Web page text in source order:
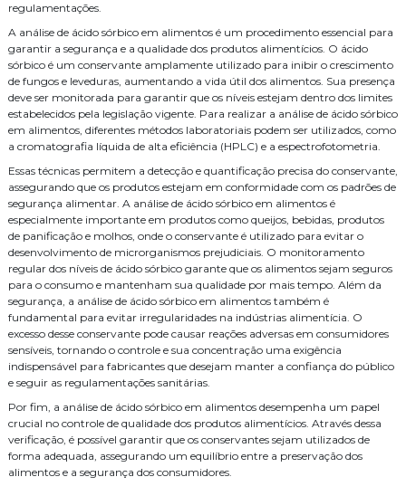
regulamentações.
A análise de ácido sórbico em alimentos é um procedimento essencial para
garantir a segurança e a qualidade dos produtos alimentícios. O ácido
sórbico é um conservante amplamente utilizado para inibir o crescimento
de fungos e leveduras, aumentando a vida útil dos alimentos. Sua presença
deve ser monitorada para garantir que os níveis estejam dentro dos limites
estabelecidos pela legislação vigente. Para realizar a análise de ácido sórbico
em alimentos, diferentes métodos laboratoriais podem ser utilizados, como
a cromatografia líquida de alta eficiência (HPLC) e a espectrofotometria.
Essas técnicas permitem a detecção e quantificação precisa do conservante,
assegurando que os produtos estejam em conformidade com os padrões de
segurança alimentar. A análise de ácido sórbico em alimentos é
especialmente importante em produtos como queijos, bebidas, produtos
de panificação e molhos, onde o conservante é utilizado para evitar o
desenvolvimento de microrganismos prejudiciais. O monitoramento
regular dos níveis de ácido sórbico garante que os alimentos sejam seguros
para o consumo e mantenham sua qualidade por mais tempo. Além da
segurança, a análise de ácido sórbico em alimentos também é
fundamental para evitar irregularidades na indústrias alimentícia. O
excesso desse conservante pode causar reações adversas em consumidores
sensíveis, tornando o controle e sua concentração uma exigência
indispensável para fabricantes que desejam manter a confiança do público
e seguir as regulamentações sanitárias.
Por fim, a análise de ácido sórbico em alimentos desempenha um papel
crucial no controle de qualidade dos produtos alimentícios. Através dessa
verificação, é possível garantir que os conservantes sejam utilizados de
forma adequada, assegurando um equilíbrio entre a preservação dos
alimentos e a segurança dos consumidores.